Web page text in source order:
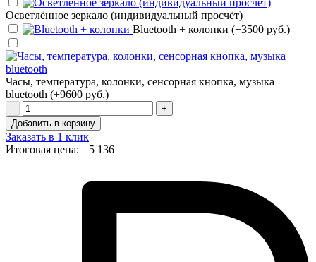
Осветлённое зеркало (индивидуальный просчёт)
Bluetooth + колонки (+3500 руб.)
Часы, температура, колонки, сенсорная кнопка, музыка
bluetooth (+9600 руб.)
-
+
Добавить в корзину
Заказать в 1 клик
Итоговая цена:
5 136